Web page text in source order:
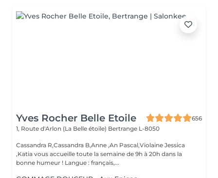
Yves Rocher Belle Etoile
656
1, Route d'Arlon (La Belle étoile) Bertrange L-8050
Cassandra R,Cassandra B,Anne ,An Pascal,Violaine Jessica
,Katia vous accueille toute la semaine de 9h à 20h dans la
bonne humeur ! Langue : français,...